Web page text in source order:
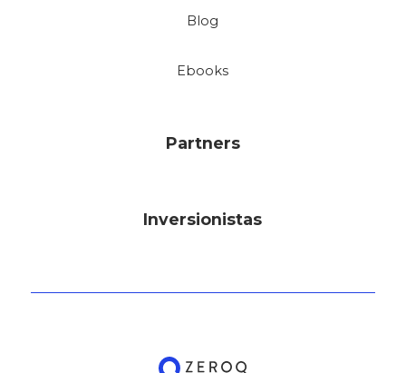
Blog
Ebooks
Partners
Inversionistas